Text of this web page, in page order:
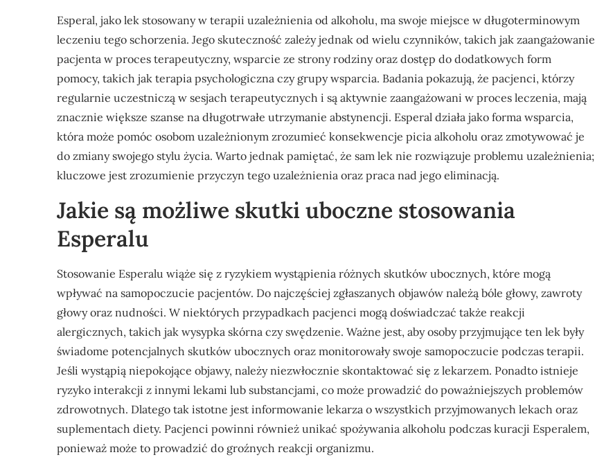
Esperal, jako lek stosowany w terapii uzależnienia od alkoholu, ma swoje miejsce w długoterminowym
leczeniu tego schorzenia. Jego skuteczność zależy jednak od wielu czynników, takich jak zaangażowanie
pacjenta w proces terapeutyczny, wsparcie ze strony rodziny oraz dostęp do dodatkowych form
pomocy, takich jak terapia psychologiczna czy grupy wsparcia. Badania pokazują, że pacjenci, którzy
regularnie uczestniczą w sesjach terapeutycznych i są aktywnie zaangażowani w proces leczenia, mają
znacznie większe szanse na długotrwałe utrzymanie abstynencji. Esperal działa jako forma wsparcia,
która może pomóc osobom uzależnionym zrozumieć konsekwencje picia alkoholu oraz zmotywować je
do zmiany swojego stylu życia. Warto jednak pamiętać, że sam lek nie rozwiązuje problemu uzależnienia;
kluczowe jest zrozumienie przyczyn tego uzależnienia oraz praca nad jego eliminacją.
Jakie są możliwe skutki uboczne stosowania
Esperalu
Stosowanie Esperalu wiąże się z ryzykiem wystąpienia różnych skutków ubocznych, które mogą
wpływać na samopoczucie pacjentów. Do najczęściej zgłaszanych objawów należą bóle głowy, zawroty
głowy oraz nudności. W niektórych przypadkach pacjenci mogą doświadczać także reakcji
alergicznych, takich jak wysypka skórna czy swędzenie. Ważne jest, aby osoby przyjmujące ten lek były
świadome potencjalnych skutków ubocznych oraz monitorowały swoje samopoczucie podczas terapii.
Jeśli wystąpią niepokojące objawy, należy niezwłocznie skontaktować się z lekarzem. Ponadto istnieje
ryzyko interakcji z innymi lekami lub substancjami, co może prowadzić do poważniejszych problemów
zdrowotnych. Dlatego tak istotne jest informowanie lekarza o wszystkich przyjmowanych lekach oraz
suplementach diety. Pacjenci powinni również unikać spożywania alkoholu podczas kuracji Esperalem,
ponieważ może to prowadzić do groźnych reakcji organizmu.